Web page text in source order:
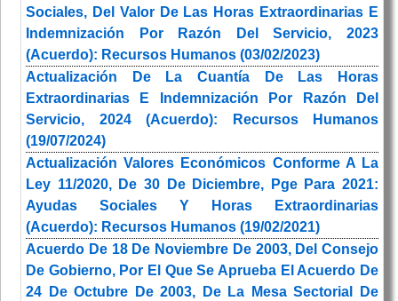
Sociales, Del Valor De Las Horas Extraordinarias E
Indemnización Por Razón Del Servicio, 2023
(Acuerdo): Recursos Humanos (03/02/2023)
Actualización De La Cuantía De Las Horas
Extraordinarias E Indemnización Por Razón Del
Servicio, 2024 (Acuerdo): Recursos Humanos
(19/07/2024)
Actualización Valores Económicos Conforme A La
Ley 11/2020, De 30 De Diciembre, Pge Para 2021:
Ayudas Sociales Y Horas Extraordinarias
(Acuerdo): Recursos Humanos (19/02/2021)
Acuerdo De 18 De Noviembre De 2003, Del Consejo
De Gobierno, Por El Que Se Aprueba El Acuerdo De
24 De Octubre De 2003, De La Mesa Sectorial De